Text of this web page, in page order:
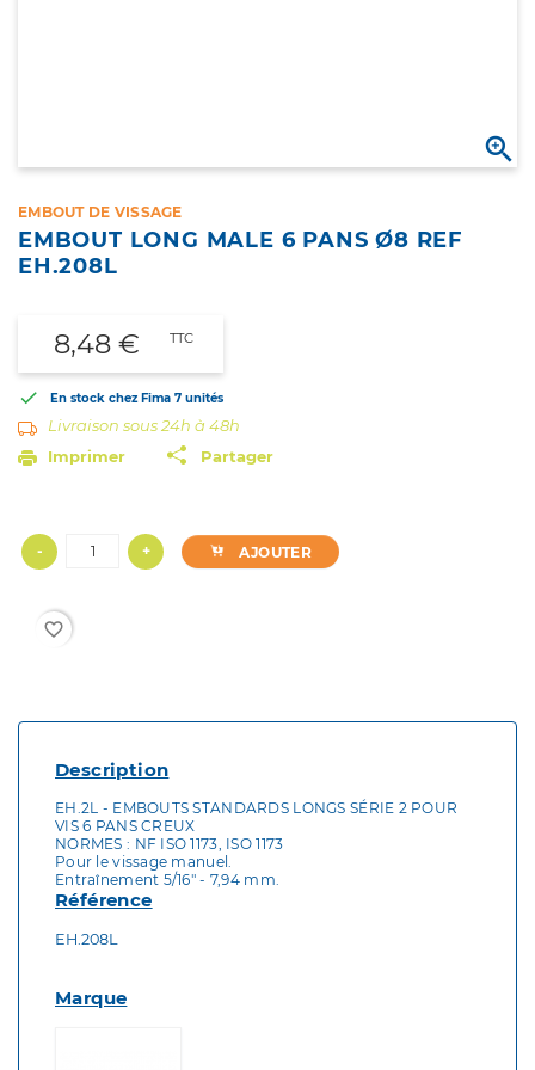

EMBOUT DE VISSAGE
EMBOUT LONG MALE 6 PANS Ø8 REF
EH.208L
8,48 € TTC
 En stock chez Fima 7 unités
Livraison sous 24h à 48h
Imprimer
Partager
- + AJOUTER
favorite_border
Description
EH.2L - EMBOUTS STANDARDS LONGS SÉRIE 2 POUR
VIS 6 PANS CREUX
NORMES : NF ISO 1173, ISO 1173
Pour le vissage manuel.
Entraînement 5/16" - 7,94 mm.
Référence
EH.208L
Marque